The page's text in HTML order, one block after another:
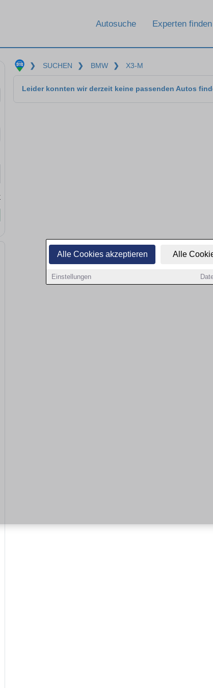
Alle Cookies akzeptieren Alle
Einstellungen
Autosuche Experten finden
❯ SUCHEN ❯ BMW ❯ X3-M
Leider konnten wir derzeit keine passenden Autos